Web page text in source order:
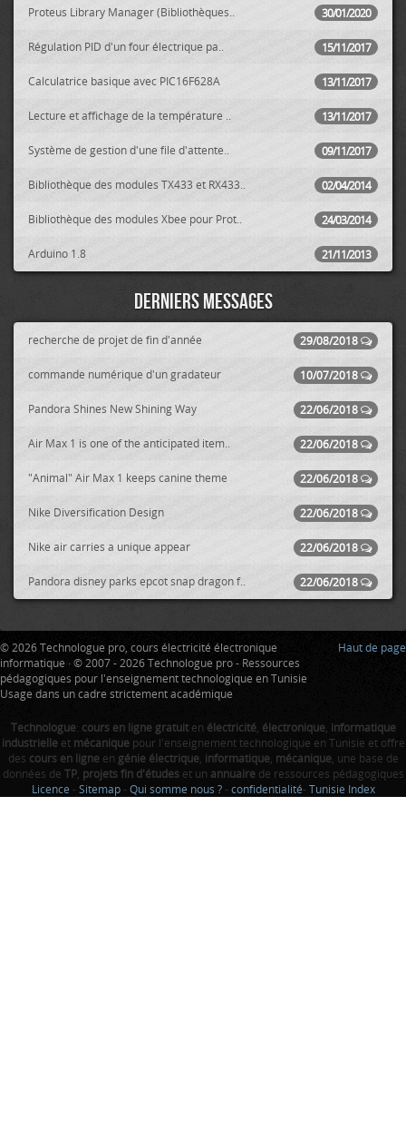
30/01/2020
Proteus Library Manager (Bibliothèques..
15/11/2017
Régulation PID d'un four électrique pa..
13/11/2017
Calculatrice basique avec PIC16F628A
13/11/2017
Lecture et affichage de la température ..
09/11/2017
Système de gestion d'une file d'attente..
02/04/2014
Bibliothèque des modules TX433 et RX433..
24/03/2014
Bibliothèque des modules Xbee pour Prot..
21/11/2013
Arduino 1.8
Derniers messages
29/08/2018
recherche de projet de fin d'année
10/07/2018
commande numérique d'un gradateur
22/06/2018
Pandora Shines New Shining Way
22/06/2018
Air Max 1 is one of the anticipated item..
22/06/2018
"Animal" Air Max 1 keeps canine theme
22/06/2018
Nike Diversification Design
22/06/2018
Nike air carries a unique appear
22/06/2018
Pandora disney parks epcot snap dragon f..
Haut de page
© 2026 Technologue pro, cours électricité électronique
informatique · © 2007 - 2026 Technologue pro - Ressources
pédagogiques pour l'enseignement technologique en Tunisie
Usage dans un cadre strictement académique
Technologue: cours en ligne gratuiten électricité, électronique, informatique
industrielleet mécaniquepour l'enseignement technologique en Tunisie et offre
des cours en ligneen génie électrique, informatique, mécanique, une base de
données de TP, projets fin d'étudeset un annuairede ressources pédagogiques
Licence - Sitemap - Qui somme nous ? - confidentialité- Tunisie Index